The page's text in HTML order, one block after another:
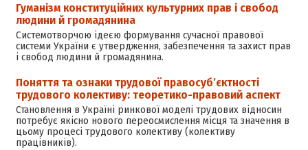
Гуманізм конституційних культурних прав і свобод
людини й громадянина
Системотворчою ідеєю формування сучасної правової
системи України є утвердження, забезпечення та захист прав
і свобод людини й громадянина.
Поняття та ознаки трудової правосуб’єктності
трудового колективу: теоретико-правовий аспект
Становлення в Україні ринкової моделі трудових відносин
потребує якісно нового переосмислення місця та значення в
цьому процесі трудового колективу (колективу
працівників).